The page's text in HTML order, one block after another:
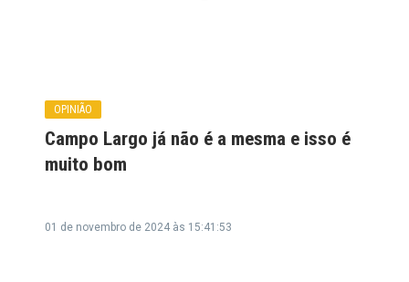
OPINIÃO
Campo Largo já não é a mesma e isso é
muito bom
01 de novembro de 2024 às 15:41:53